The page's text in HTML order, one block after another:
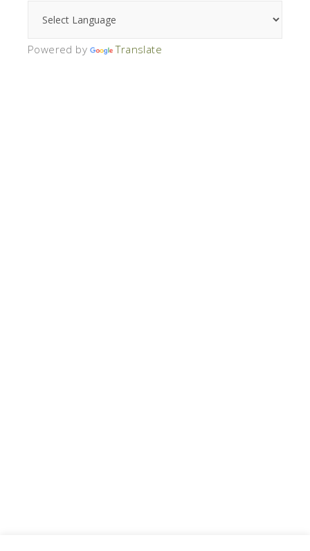
Powered by Translate